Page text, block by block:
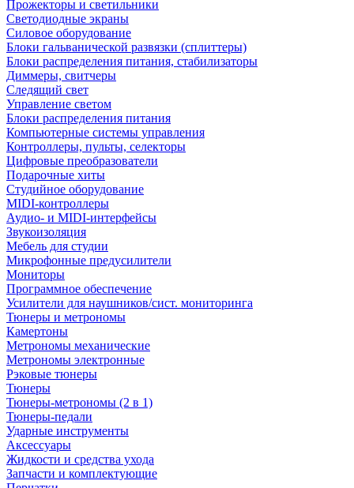
Прожекторы и светильники
Светодиодные экраны
Силовое оборудование
Блоки гальванической развязки (сплиттеры)
Блоки распределения питания, стабилизаторы
Диммеры, свитчеры
Следящий свет
Управление светом
Блоки распределения питания
Компьютерные системы управления
Контроллеры, пульты, селекторы
Цифровые преобразователи
Подарочные хиты
Студийное оборудование
MIDI-контроллеры
Аудио- и MIDI-интерфейсы
Звукоизоляция
Мебель для студии
Микрофонные предусилители
Мониторы
Программное обеспечение
Усилители для наушников/сист. мониторинга
Тюнеры и метрономы
Камертоны
Метрономы механические
Метрономы электронные
Рэковые тюнеры
Тюнеры
Тюнеры-метрономы (2 в 1)
Тюнеры-педали
Ударные инструменты
Аксессуары
Жидкости и средства ухода
Запчасти и комплектующие